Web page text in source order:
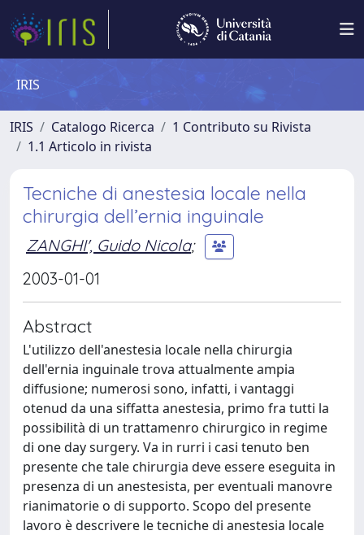
IRIS
IRIS Catalogo Ricerca
1 Contributo su Rivista
1.1 Articolo in rivista
Tecniche di anestesia locale nella
chirurgia dell’ernia inguinale
ZANGHI', Guido Nicola;
2003-01-01
Abstract
L'utilizzo dell'anestesia locale nella chirurgia
dell'ernia inguinale trova attualmente ampia
diffusione; numerosi sono, infatti, i vantaggi
otenud da una siffatta anestesia, primo fra tutti la
possibilità di un trattamenro chirurgico in regime
di one day surgery. Va in rurri i casi tenuto ben
presente che tale chirurgia deve essere eseguita in
presenza di un anestesista, per eventuali manovre
rianimatorie o di supporto. Scopo del presente
lavoro è descrivere le tecniche di anestesia locale